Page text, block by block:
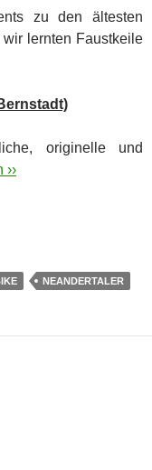
zu den ältesten
lernten Faustkeile
originelle und
NEANDERTALER